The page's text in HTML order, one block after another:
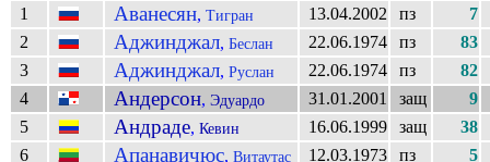
1 Аванесян, Тигран 13.04.2002 пз
7
2
Аджинджал, Беслан 22.06.1974 пз
83
3
Аджинджал, Руслан 22.06.1974 пз
82
4
Андерсон, Эдуардо 31.01.2001 защ
9
5
Андраде, Кевин 16.06.1999 защ
38
6
Апанавичюс, Витаутас 12.03.1973 пз
5